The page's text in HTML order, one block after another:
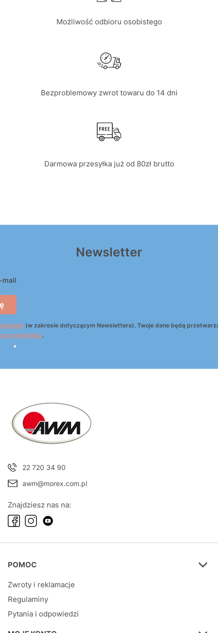
Możliwość odbioru osobistego
Bezproblemowy zwrot towaru do 14 dni
Darmowa przesyłka już od 80zł brutto
Newsletter
mail
(w zakresie dotyczącym Newslettera). Twoje dane będą
prywatności.
22 720 34 90
awm@morex.com.pl
Znajdziesz nas na:
Linki w stopce
POMOC
Zwroty i reklamacje
Regulaminy
Pytania i odpowiedzi